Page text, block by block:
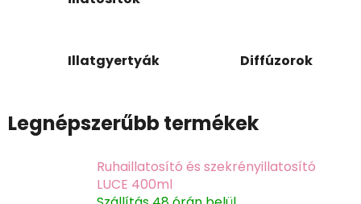
Illatgyertyák Diffúzorok
Legnépszerűbb termékek
Ruhaillatosító és szekrényillatosító
LUCE 400ml